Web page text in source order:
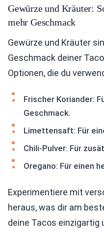
Gewürze und Kräuter:
mehr Geschmack
Gewürze und Kräuter
Geschmack deiner
Optionen, die du
Frischer Koriander:
Geschmack.
Limettensaft: Für
Chili-Pulver: Für
Oregano: Für einen
Experimentiere mit
heraus, was dir am
deine Tacos einzigartig